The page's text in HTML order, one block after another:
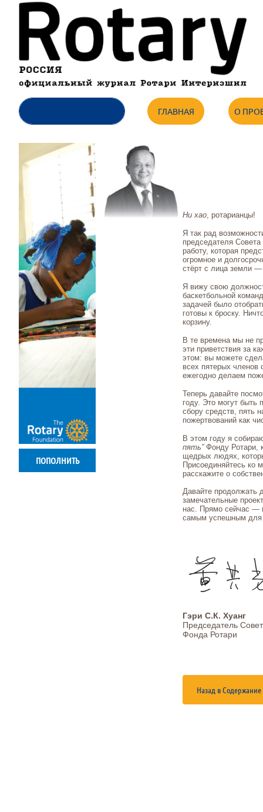
ГЛАВНАЯ О
Назад в Содержание
Ни хао, ротарианцы!
Я так рад
председателя
работу, которая
огромное и
стёрт с лица земли
Я вижу свою
баскетбольной
задачей было
готовы к броску.
корзину.
В те времена мы не
эти приветствия за
этом: вы можете
всех пятерых
ежегодно делаем
Теперь давайте
году. Это могут быть
сбору средств, пять
пожертвований как
В этом году я
пять”Фонду Ротари,
щедрых людях,
Присоединяйтесь ко
расскажите о
Давайте продолжать
замечательные
нас. Прямо сейчас —
самым успешным
Гэри С.К. Хуанг
Председатель
Фонда Ротари
ПОПОЛНИТЬ